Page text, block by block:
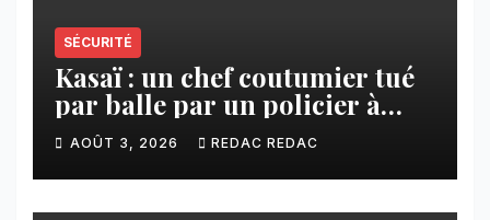
SÉCURITÉ
Kasaï : un chef coutumier tué
par balle par un policier à
Kamuesha, la tension monte
AOÛT 3, 2026 REDAC REDAC